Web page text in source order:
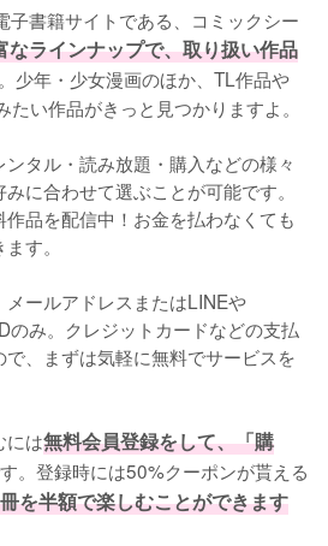
子書籍サイトである、コミックシー
なラインナップで、取り扱い作品
少年・少女漫画のほか、TL作品や
い作品がきっと見つかりますよ。
タル・読み放題・購入などの様々
に合わせて選ぶことが可能です。
品を配信中！お金を払わなくても
す。
ールアドレスまたはLINEや
のみ。クレジットカードなどの支払
、まずは気軽に無料でサービスを
には無料会員登録をして、「購
。登録時には50%クーポンが貰える
を半額で楽しむことができます